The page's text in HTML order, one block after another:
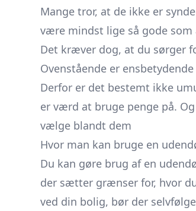
Mange tror, at de ikke er
være mindst lige så gode
Det kræver dog, at du sørger
Ovenstående er
Derfor er det bestemt ikke
er værd at bruge penge på.
vælge blandt dem
Hvor man kan bruge en
Du kan gøre brug af en
der sætter grænser for, hvor
ved din bolig, bør der